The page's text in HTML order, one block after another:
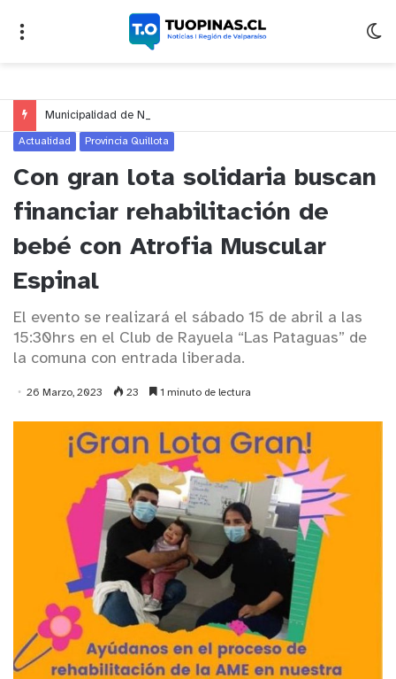
Actualidad Provincia Quillota
Con gran lota solidaria buscan
financiar rehabilitación de
bebé con Atrofia Muscular
Espinal
El evento se realizará el sábado 15 de abril a las
15:30hrs en el Club de Rayuela “Las Pataguas” de
la comuna con entrada liberada.
26 Marzo, 2023 23 1 minuto de lectura